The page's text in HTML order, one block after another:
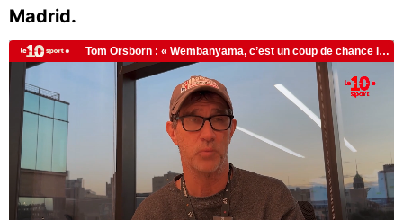
Madrid.